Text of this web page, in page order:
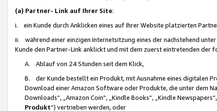
(a) Partner- Link auf Ihrer Site:
i. ein Kunde durch Anklicken eines auf Ihrer Website platzierten
ii. während einer einzigen Internetsitzung eines der nachstehend
Kunde den Partner-Link anklickt und mit dem zuerst eintretenden der
A. Ablauf von 24 Stunden seit dem Klick,
B. der Kunde bestellt ein Produkt, mit Ausnahme eines digitalen
Download einer Amazon Software oder Produkte, die unter dem
Downloads“, „Amazon Coin“, „Kindle Books“, „Kindle
Produkt“) vertrieben werden, oder